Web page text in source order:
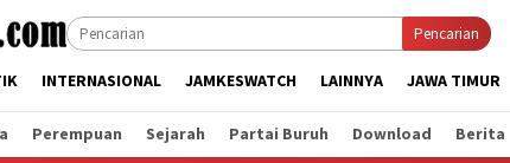
Pencarian
INTERNASIONAL JAMKESWATCH LAINNYA JAWA TIMUR
Perempuan Sejarah Partai Buruh Download Berita